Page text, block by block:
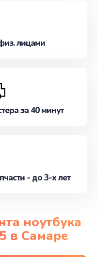
лицами
за 40 минут
- до 3-х лет
ноутбука
в Самаре